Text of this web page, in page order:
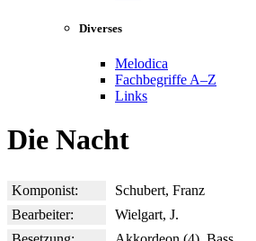
Diverses
Melodica
Fachbegriffe A–Z
Links
Die Nacht
Komponist:
Schubert, Franz
Bearbeiter:
Wielgart, J.